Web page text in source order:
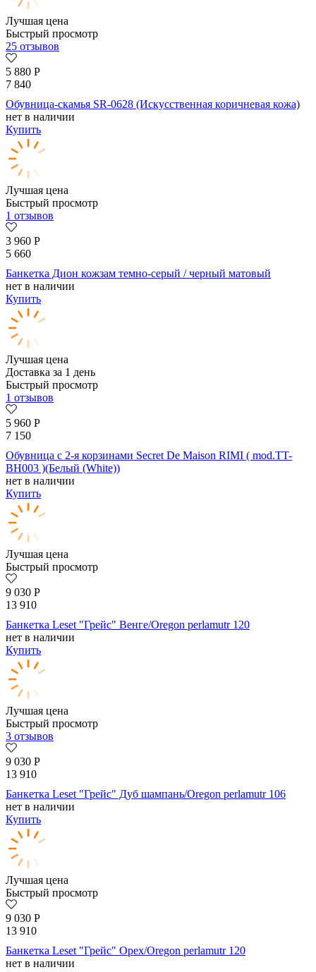
Лучшая цена
Быстрый просмотр
25 отзывов
5 880 Р
7 840
Обувница-скамья SR-0628 (Искусственная коричневая кожа)
нет в наличии
Купить
Лучшая цена
Быстрый просмотр
1 отзывов
3 960 Р
5 660
Банкетка Дион кожзам темно-серый / черный матовый
нет в наличии
Купить
Лучшая цена
Доставка за 1 день
Быстрый просмотр
1 отзывов
5 960 Р
7 150
Обувница с 2-я корзинами Secret De Maison RIMI ( mod.TT-
BH003 )(Белый (White))
нет в наличии
Купить
Лучшая цена
Быстрый просмотр
9 030 Р
13 910
Банкетка Leset "Грейс" Венге/Oregon perlamutr 120
нет в наличии
Купить
Лучшая цена
Быстрый просмотр
3 отзывов
9 030 Р
13 910
Банкетка Leset "Грейс" Дуб шампань/Oregon perlamutr 106
нет в наличии
Купить
Лучшая цена
Быстрый просмотр
9 030 Р
13 910
Банкетка Leset "Грейс" Орех/Oregon perlamutr 120
нет в наличии